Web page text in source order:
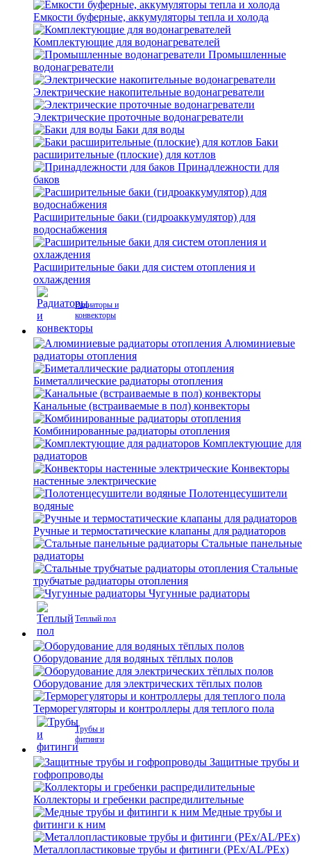
Емкости буферные, аккумуляторы тепла и холода
Комплектующие для водонагревателей
Промышленные
водонагреватели
Электрические накопительные водонагреватели
Электрические проточные водонагреватели
Баки для воды
Баки
расширительные (плоские) для котлов
Принадлежности для
баков
Расширительные баки (гидроаккумулятор) для
водоснабжения
Расширительные баки для систем отопления и
охлаждения
Радиаторы и
конвекторы
Алюминиевые
радиаторы отопления
Биметаллические радиаторы отопления
Канальные (встраиваемые в пол) конвекторы
Комбинированные радиаторы отопления
Комплектующие для
радиаторов
Конвекторы
настенные электрические
Полотенцесушители
водяные
Ручные и термостатические клапаны для радиаторов
Стальные панельные
радиаторы
Стальные
трубчатые радиаторы отопления
Чугунные радиаторы
Теплый пол
Оборудование для водяных тёплых полов
Оборудование для электрических тёплых полов
Терморегуляторы и контроллеры для теплого пола
Трубы и
фитинги
Защитные трубы и
гофропроводы
Коллекторы и гребенки распредилительные
Медные трубы и
фитинги к ним
Металлопластиковые трубы и фитинги (PEx/AL/PEx)